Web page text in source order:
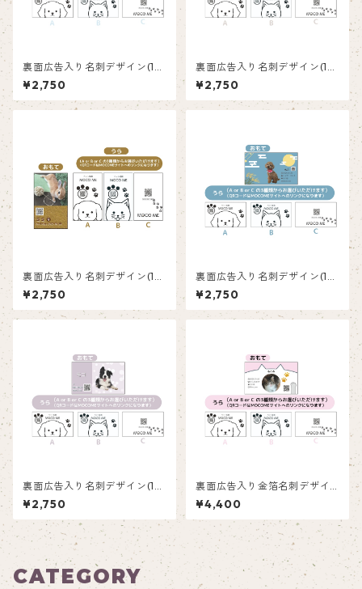
裏面広告入り名刺デザイン(1箱
50枚入り)_ネコ_C002ad
¥2,750
裏面広告入り名刺デザイン(1箱
50枚入り)_花_F001ad
¥2,750
裏面広告入り名刺デザイン(1箱
50枚入り)_マスタード_MT00
1ad
¥2,750
裏面広告入り名刺デザイン(1箱
50枚入り)_満月_FM001ad
¥2,750
裏面広告入り名刺デザイン(1箱
50枚入り)_水玉_PD002ad
¥2,750
裏面広告入り金箔名刺デザイ
ン(1箱50枚入り)_ネコ_CG001
ad
¥4,400
CATEGORY